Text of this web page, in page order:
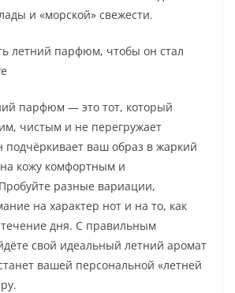
и «морской» свежести.
летний парфюм, чтобы он стал
парфюм — это тот, который
чистым и не перегружает
ваш образ в жаркий
кожу комфортным и
разные вариации,
на характер нот и на то, как
дня. С правильным
свой идеальный летний аромат
вашей персональной «летней